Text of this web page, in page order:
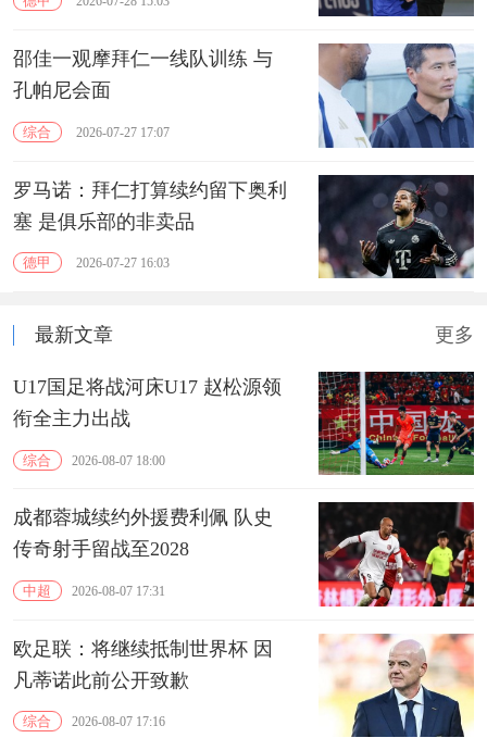
邵佳一观摩拜仁一线队训练 与
孔帕尼会面
综合 2026-07-27 17:07
罗马诺：拜仁打算续约留下奥利
塞 是俱乐部的非卖品
德甲 2026-07-27 16:03
最新文章 更多
U17国足将战河床U17 赵松源领
衔全主力出战
综合 2026-08-07 18:00
成都蓉城续约外援费利佩 队史
传奇射手留战至2028
中超 2026-08-07 17:31
欧足联：将继续抵制世界杯 因
凡蒂诺此前公开致歉
综合 2026-08-07 17:16